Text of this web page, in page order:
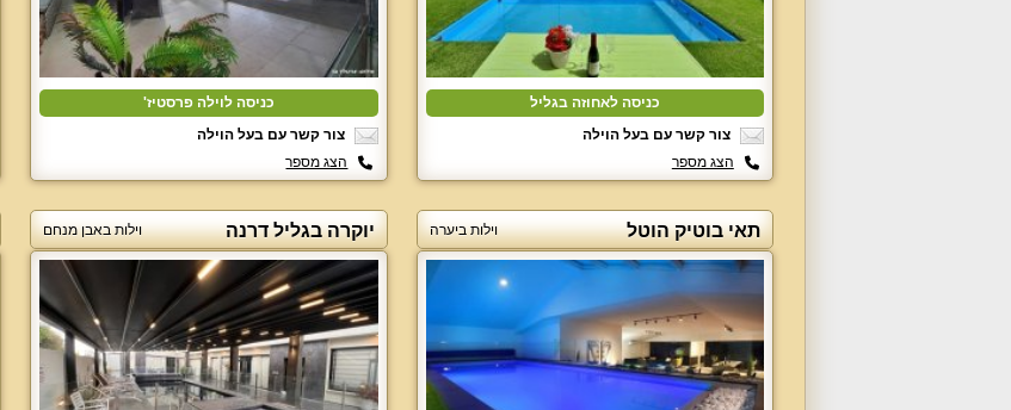
כניסה לאחוזה בגליל
צור קשר עם בעל הוילה
הצג מספר
כניסה לוילה פרסטיז'
צור קשר עם בעל הוילה
הצג מספר
תאי בוטיק הוטל וילות ביערה יוקרה בגליל דרנה וילות באבן מנחם